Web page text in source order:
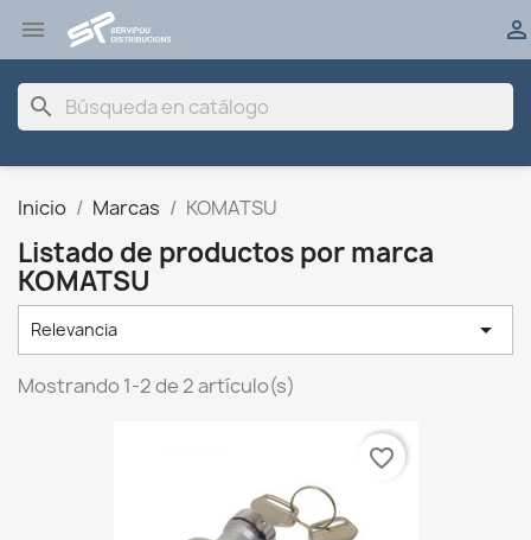
 
search
Inicio Marcas KOMATSU
Listado de productos por marca
KOMATSU
Relevancia 
Mostrando 1-2 de 2 artículo(s)
favorite_border